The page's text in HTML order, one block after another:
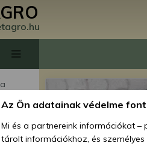
Az Ön adatainak védelme
Mi és a partnereink információkat
tárolt információkhoz, és